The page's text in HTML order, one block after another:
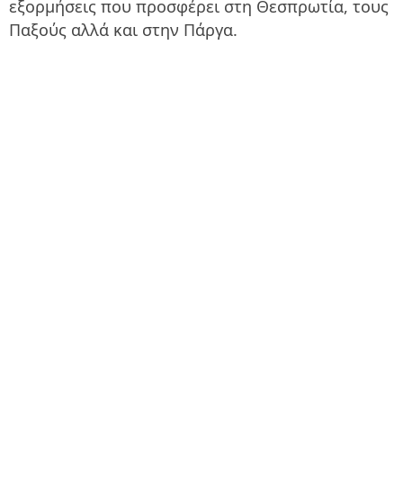
εξορμήσεις που προσφέρει στη Θεσπρωτία, τους
Παξούς αλλά και στην Πάργα.